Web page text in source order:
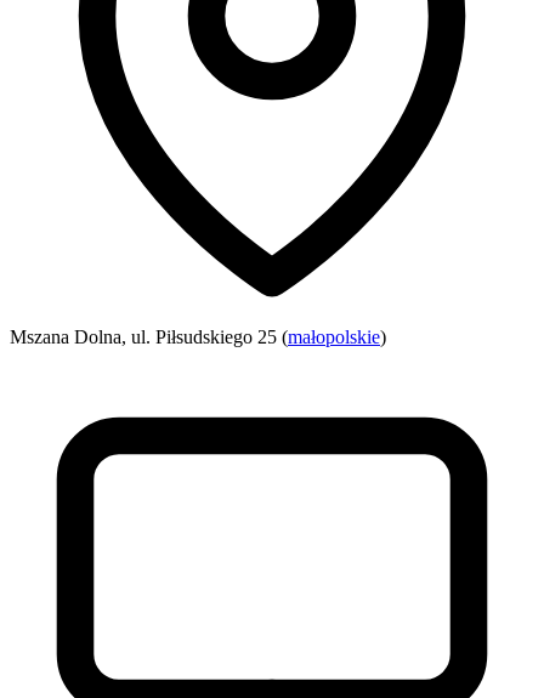
Mszana Dolna, ul. Piłsudskiego 25 (małopolskie)